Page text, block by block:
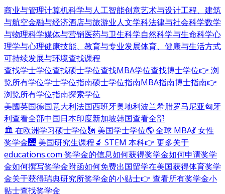
商业与管理计算机科学与人工智能创意艺术与设计工程、建筑
与航空金融与经济酒店与旅游业人文学科法律与社会科学数学
与物理科学媒体与营销医药与卫生科学自然科学与生命科学心
理学与心理健康技能、教育与专业发展体育、健康与生活方式
可持续发展与环境查找课程
查找学士学位查找硕士学位查找MBA学位查找博士学位👉 浏
览所有学位学士学位指南硕士学位指南MBA指南博士指南👉
浏览所有学位指南探索学位
美國英国德国意大利法国西班牙奥地利波兰希腊罗马尼亚匈牙
利查看全部中国日本印度新加坡韩国查看全部
🏛 在欧洲学习硕士学位🗽 美国学士学位🌎 全球 MBA💃 女性
奖学金🌉 美国研究生课程🔬 STEM 本科👉 更多关于
educations.com 奖学金的信息如何获得奖学金如何申请奖学
金如何撰写奖学金附函如何免费出国留学在美国获得体育奖学
金关于获得瑞典研究所奖学金的小贴士👉 查看所有奖学金小
贴士查找奖学金